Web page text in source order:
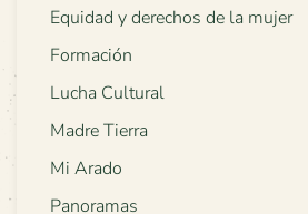
Equidad y derechos de la mujer
Formación
Lucha Cultural
Madre Tierra
Mi Arado
Panoramas